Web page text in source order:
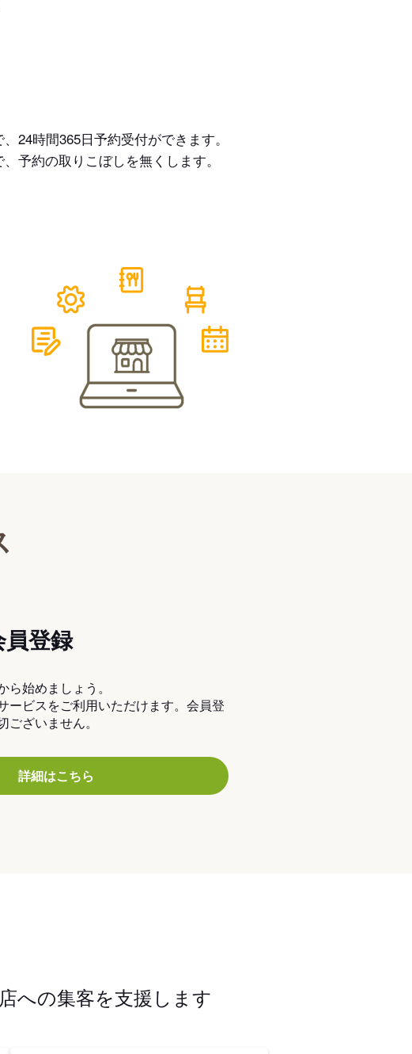
24時間365日予約受付ができます。
予約の取りこぼしを無くします。
登録
ら始めましょう。
ービスをご利用いただけます。会員登
ざいません。
詳細はこちら
への集客を支援します